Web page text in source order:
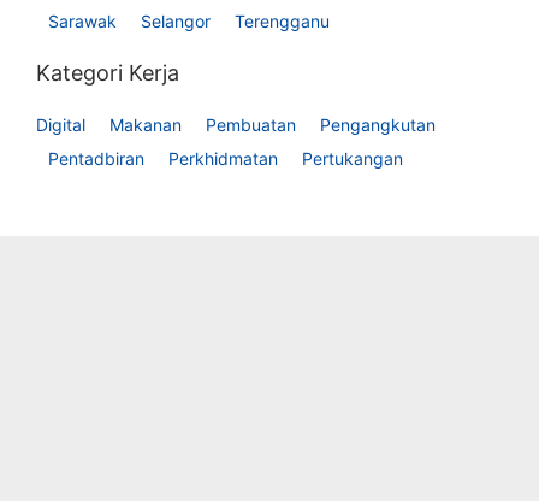
Sarawak
Selangor Terengganu
Kategori Kerja
Digital Makanan Pembuatan
Pengangkutan
Pentadbiran
Perkhidmatan Pertukangan